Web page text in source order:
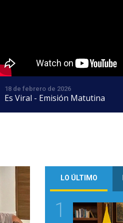
18 de febrero de 2026
Es Viral - Emisión Matutina
LO ÚLTIMO
1